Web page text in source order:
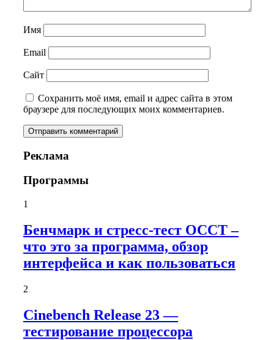
Имя
Email
Сайт
Сохранить моё имя, email и адрес сайта в этом
браузере для последующих моих комментариев.
Реклама
Программы
1
Бенчмарк и стресс-тест OCCT –
что это за программа, обзор
интерфейса и как пользоваться
2
Cinebench Release 23 —
тестирование процессора